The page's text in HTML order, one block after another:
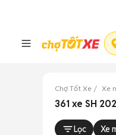
Chợ Tốt Xe Xe
361 xe SH
Lọc Xe